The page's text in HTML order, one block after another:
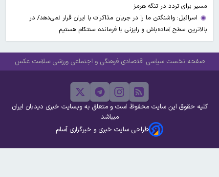
مسیر برای تردد در تنگه هرمز
اسرائیل: واشنگتن ما را در جریان مذاکرات با ایران قرار نمی‌دهد/ در
بالاترین سطح آماده‌باش و رایزنی با فرمانده سنتکام هستیم
صفحه نخست سیاسی اقتصادی فرهنگی و اجتماعی ورزشی سلامت عکس
کلیه حقوق این سایت محفوظ است و متعلق به وبسایت خبری دیدبان ایران
میباشد
طراحی سایت خبری و خبرگزاری آسام